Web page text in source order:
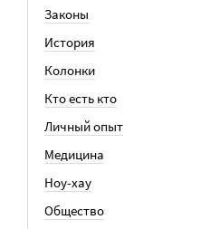
Законы
История
Колонки
Кто есть кто
Личный опыт
Медицина
Ноу-хау
Общество